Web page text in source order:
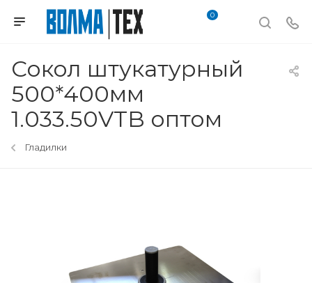
0
Сокол штукатурный
500*400мм
1.033.50VTB оптом
Гладилки